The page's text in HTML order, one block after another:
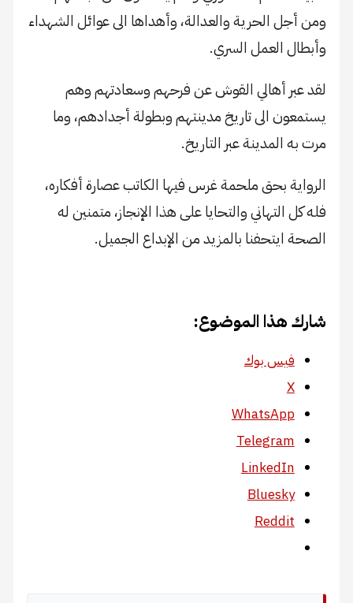
ومن أجل الحرية والعدالة، وأهداها الى عوائل الشهداء
وأبطال العمل السري.
لقد عبر أهالي القوش عن فرحهم وسعادتهم وهم
يستمعون الى تاريخ مدينتهم وبطولة أجدادهم، وما
مرت به المدينة عبر التاريخ.
الرواية بحق ملحمة غرس فيها الكاتب عصارة أفكاره،
فله كل التهاني والتحايا على هذا الإنجاز، متمنين له
الصحة ايتحفنا بالمزيد من الإبداع الجميل.
شارك هذا الموضوع:
فيس بوك
X
WhatsApp
Telegram
LinkedIn
Bluesky
Reddit